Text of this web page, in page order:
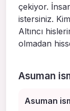
çekiyor.
istersiniz.
Altıncı
olmadan
Asuman
Asuman